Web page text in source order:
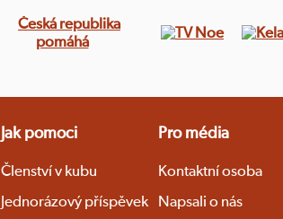
Jak pomoci
Členství v kubu
Jednorázový příspěvek
Pro média
Kontaktní osoba
Napsali o nás